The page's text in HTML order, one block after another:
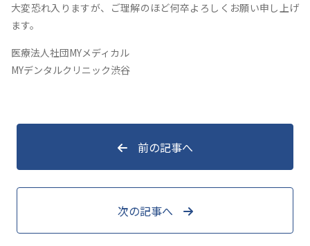
大変恐れ入りますが、ご理解のほど何卒よろしくお願い申し上げ
ます。
医療法人社団MYメディカル
MYデンタルクリニック渋谷
前の記事へ
次の記事へ